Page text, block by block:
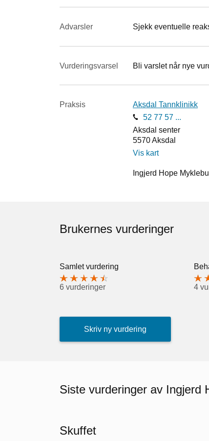
Advarsler Sjekk eventuelle
Vurderings­varsel Bli varslet når nye
Praksis
Aksdal Tannklinikk
52 77 57 ...
Aksdal senter
5570Aksdal
Vis kart
Ingjerd Hope
Brukernes vurderinger
Samlet vurdering
6 vurderinger 4
Skriv ny vurdering
Siste vurderinger av Ingjerd
Skuffet